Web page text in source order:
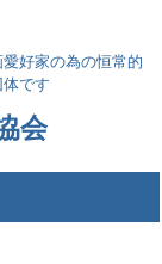
好家の為の恒常的
です
会